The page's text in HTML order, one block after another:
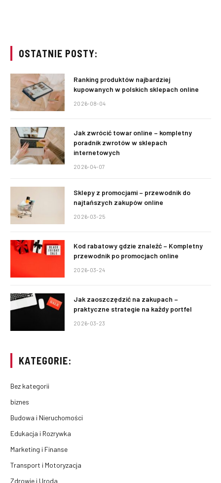
OSTATNIE POSTY:
Ranking produktów najbardziej
kupowanych w polskich sklepach online
2026-08-04
Jak zwrócić towar online – kompletny
poradnik zwrotów w sklepach
internetowych
2026-04-07
Sklepy z promocjami – przewodnik do
najtańszych zakupów online
2026-03-25
Kod rabatowy gdzie znaleźć – Kompletny
przewodnik po promocjach online
2026-03-24
Jak zaoszczędzić na zakupach –
praktyczne strategie na każdy portfel
2026-03-23
KATEGORIE:
Bez kategorii
biznes
Budowa i Nieruchomości
Edukacja i Rozrywka
Marketing i Finanse
Transport i Motoryzacja
Zdrowie i Uroda